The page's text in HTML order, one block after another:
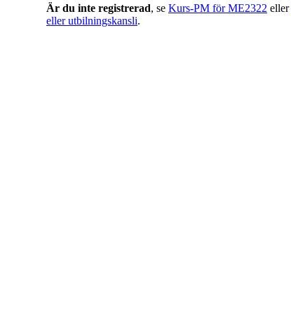
Är du inte registrerad, se Kurs-PM för ME2322 eller
eller utbilningskansli.